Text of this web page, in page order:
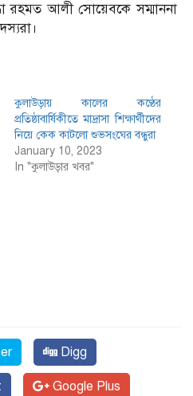
রহমত আলী সোয়েবকে সম্মাননা
কুলাউড়ায় কালের কণ্ঠের
প্রতিষ্ঠাবার্ষিকীতে মাদ্রাসা শিক্ষার্থীদের
নিয়ে কেক কাটলো শুভসংঘের বন্ধুরা
January 10, 2023
In "কুলাউড়ার খবর"
Digg
Google Plus